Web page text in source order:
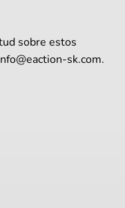
sobre estos
sk.com.